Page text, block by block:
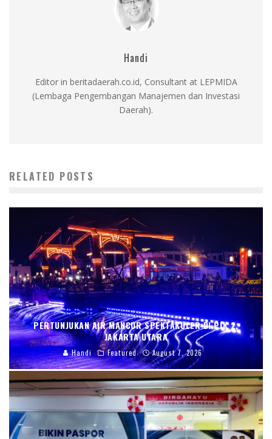
Handi
Editor in beritadaerah.co.id, Consultant at LEPMIDA
(Lembaga Pengembangan Manajemen dan Investasi
Daerah).
RELATED POSTS
PERTUNJUKAN AIR MANCUR SPEKTAKULER DI PIK 2,
JAKARTA UTARA
Handi Featured August 7, 2026